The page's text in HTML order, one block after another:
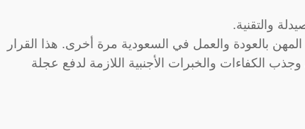
والتقنية.
بالعودة والعمل في السعودية مرة أخرى. هذا القرار
الكفاءات والخبرات الأجنبية اللازمة لدفع عجلة